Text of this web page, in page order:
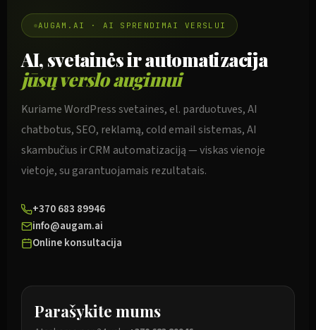
AUGAM.AI · AI SPRENDIMAI VERSLUI
AI, svetainės ir automatizacija
jūsų verslo augimui
Kuriame WordPress svetaines, el. parduotuves, AI
chatbotus, SEO, reklamą, cold email sistemas, AI
skambučius ir CRM automatizaciją — viskas vienoje
vietoje, su garantuojamais rezultatais.
+370 683 89946
info@augam.ai
Online konsultacija
Parašykite mums